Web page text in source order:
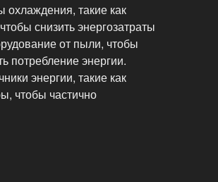
такие как
снизить энергозатраты
от пыли, чтобы
потребление энергии.
энергии, такие как
чтобы частично